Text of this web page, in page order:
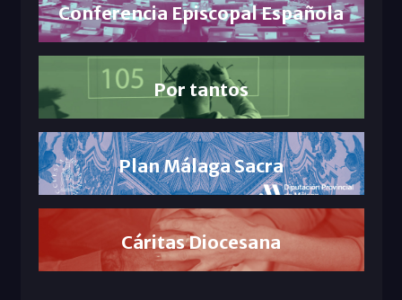
Conferencia Episcopal Española
Por tantos
Plan Málaga Sacra
Cáritas Diocesana